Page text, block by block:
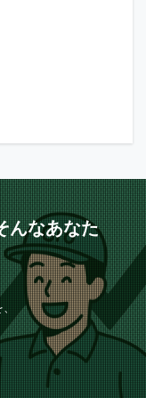
んなあなた